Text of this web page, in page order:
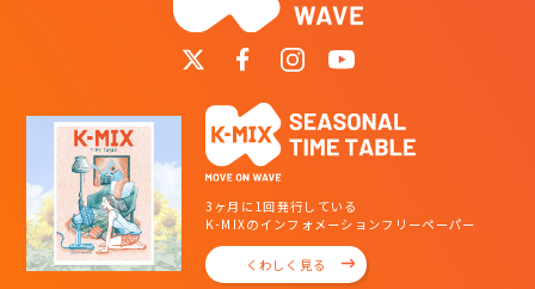
3ヶ月に1回発行している
K-MIXのインフォメーションフリーペーパー
くわしく見る